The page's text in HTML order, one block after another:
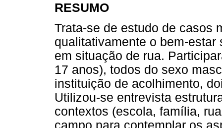
RESUMO
Trata-se de estudo de casos
qualitativamente o bem-
em situação de rua.
17 anos), todos do sexo
instituição de acolhimento,
Utilizou-se entrevista
contextos (escola, família,
campo para contemplar os